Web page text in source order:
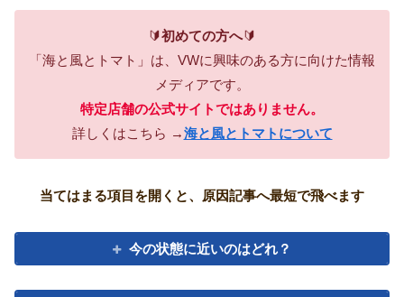
🔰初めての方へ🔰
「海と風とトマト」は、VWに興味のある方に向けた情報
メディアです。
特定店舗の公式サイトではありません。
詳しくはこちら →海と風とトマトについて
当てはまる項目を開くと、原因記事へ最短で飛べます
今の状態に近いのはどれ？